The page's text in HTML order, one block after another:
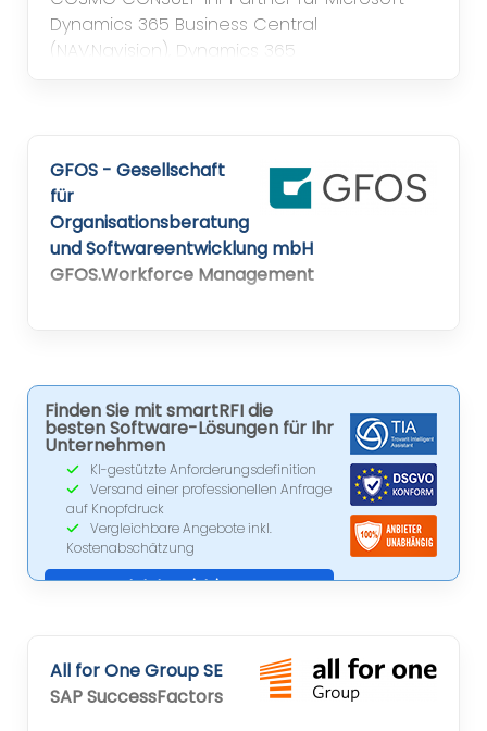
Dynamics 365 Business Central
(NAV,Navision), Dynamics 365
GFOS - Gesellschaft
für
Organisationsberatung
und Softwareentwicklung mbH
GFOS.Workforce Management
Workforce Management, MES und Access
Control
Finden Sie mit smartRFI die
besten Software-Lösungen für Ihr
Unternehmen
KI-gestützte Anforderungsdefinition
Versand einer professionellen Anfrage
auf Knopfdruck
Vergleichbare Angebote inkl.
Kostenabschätzung
Jetzt registrieren
All for One Group SE
SAP SuccessFactors